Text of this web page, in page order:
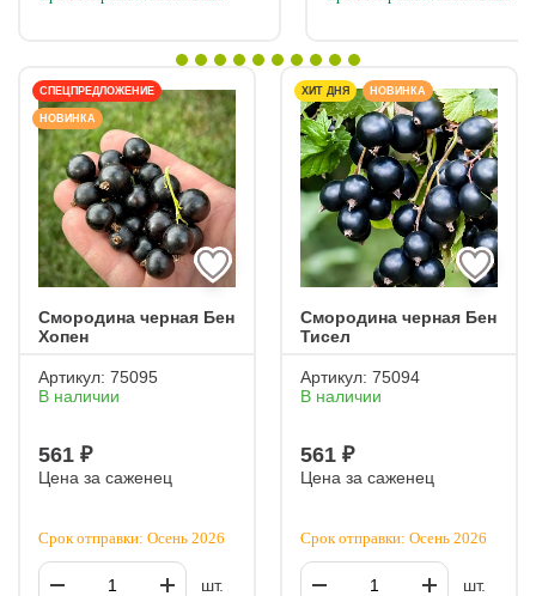
СПЕЦПРЕДЛОЖЕНИЕ
НОВИНКА
Смородина черная Бен
Хопен
Артикул: 75095
В наличии
561 ₽
Цена за саженец
Срок отправки: Осень 2026
шт.
ХИТ ДНЯ НОВИНКА
Смородина черная Бен
Тисел
Артикул: 75094
В наличии
561 ₽
Цена за саженец
Срок отправки: Осень 2026
шт.